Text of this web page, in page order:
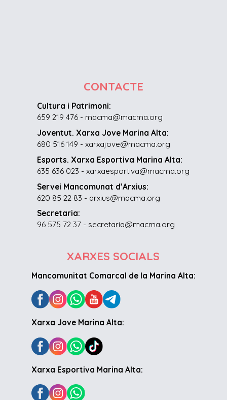
CONTACTE
Cultura i Patrimoni:
659 219 476 - macma@macma.org
Joventut. Xarxa Jove Marina Alta:
680 516 149 - xarxajove@macma.org
Esports. Xarxa Esportiva Marina Alta:
635 636 023 - xarxaesportiva@macma.org
Servei Mancomunat d’Arxius:
620 85 22 83 - arxius@macma.org
Secretaria:
96 575 72 37 - secretaria@macma.org
XARXES SOCIALS
Mancomunitat Comarcal de la Marina Alta:
Xarxa Jove Marina Alta:
Xarxa Esportiva Marina Alta: